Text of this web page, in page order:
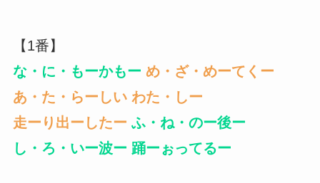
【1番】
な・に・もーかもー め・ざ・めーてくー
あ・た・らーしい わた・しー
走ーり出ーしたー ふ・ね・のー後ー
し・ろ・いー波ー 踊ーぉってるー